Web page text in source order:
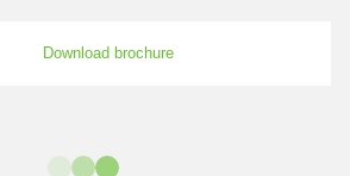
Download brochure